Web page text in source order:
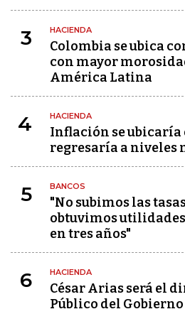
3 HACIENDA
Colombia se ubica
con mayor
América Latina
4 HACIENDA
Inflación se ubicaría
regresaría a niveles
5 BANCOS
"No subimos las
obtuvimos
en tres años"
6 HACIENDA
César Arias será el
Público del